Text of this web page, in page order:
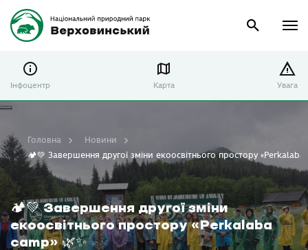
Інфоцентр Карта Увага
🏕️💚 Завершення другої зміни
екоосвітнього простору «Perkalaba
camp» 🌿✨
Головна
Новини
🏕️💚 Завершення другої зміни екоосвітнього простору «Perkalaba